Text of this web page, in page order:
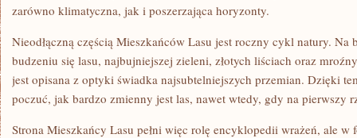
zarówno klimatyczna, jak i poszerzająca horyzonty.
Nieodłączną częścią Mieszkańców Lasu jest roczny cykl natury.
budzeniu się lasu, najbujniejszej zieleni, złotych liściach oraz
jest opisana z optyki świadka najsubtelniejszych przemian. Dzięki
poczuć, jak bardzo zmienny jest las, nawet wtedy, gdy na pierwszy
Strona Mieszkańcy Lasu pełni więc rolę encyklopedii wrażeń, ale w